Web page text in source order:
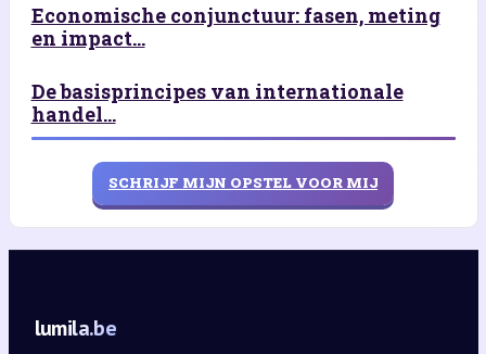
Economische conjunctuur: fasen, meting
en impact...
De basisprincipes van internationale
handel...
SCHRIJF MIJN OPSTEL VOOR MIJ
lumila.be